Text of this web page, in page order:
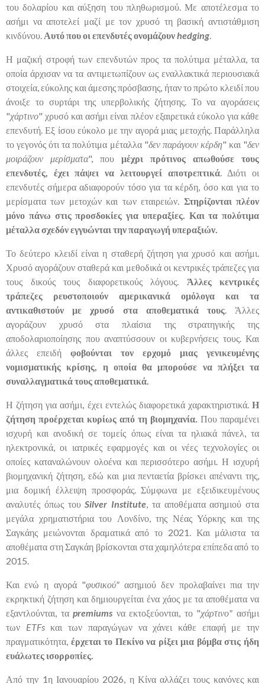
του δολαρίου και αύξηση του πληθωρισμού. Με αποτέλεσμα το
ασήμι να αποτελεί μαζί με τον χρυσό τη βασική αντιστάθμιση
κινδύνου. Αυτό που οι επενδυτές ονομάζουνhedging
Η μαζική στροφή των επενδυτών προς τα πολύτιμα μέταλλα, τα
οποία άρχισαν να τα αντιμετωπίζουν ως εναλλακτικά περιουσιακά
στοιχεία, εύκολης και άμεσης πρόσβασης, ήταν το πρώτο κλειδί που
άνοιξε το συρτάρι της υπερβολικής ζήτησης. Το να αγοράσεις
"χάρτινο" χρυσό και ασήμι είναι πλέον εξαιρετικά εύκολο για κάθε
επενδυτή. Εξ ίσου εύκολο με την αγορά μιας μετοχής. Παράλληλα
το γεγονός ότι τα πολύτιμα μέταλλα "δεν παράγουν κέρδη" και "δεν
μοιράζουν μερίσματα", που μέχρι πρότινος απωθούσε τους
επενδυτές, έχει πάψει να λειτουργεί αποτρεπτικά. Διότι οι
επενδυτές σήμερα αδιαφορούν τόσο για τα κέρδη, όσο και για το
μερίσματα των μετοχών και των εταιρειών. Στηρίζονται πλέον
μόνο πάνω στις προσδοκίες για υπεραξίες. Και τα πολύτιμα
μέταλλα σχεδόν εγγυώνται την παραγωγή υπεραξιών.
Το δεύτερο κλειδί είναι η σταθερή ζήτηση για χρυσό και ασήμι.
Χρυσό αγοράζουν σταθερά και μεθοδικά οι κεντρικές τράπεζες για
τους δικούς τους διαφορετικούς λόγους. Άλλες κεντρικές
τράπεζες ρευστοποιούν αμερικανικά ομόλογα και τα
αντικαθιστούν με χρυσό στα αποθεματικά τους. Άλλες
αγοράζουν χρυσό στα πλαίσια της στρατηγικής της
αποδολαριοποίησης που αναπτύσσουν οι κυβερνήσεις τους. Και
άλλες επειδή φοβούνται τον ερχομό μιας γενικευμένης
νομισματικής κρίσης, η οποία θα μπορούσε να πλήξει τα
συναλλαγματικά τους αποθεματικά.
Η ζήτηση για ασήμι, έχει εντελώς διαφορετικά χαρακτηριστικά. Η
ζήτηση προέρχεται κυρίως από τη βιομηχανία. Που παραμένει
ισχυρή και ανοδική σε τομείς όπως είναι τα ηλιακά πάνελ, τα
ηλεκτρονικά, οι ιατρικές εφαρμογές και οι νέες τεχνολογίες οι
οποίες καταναλώνουν ολοένα και περισσότερο ασήμι. Η ισχυρή
βιομηχανική ζήτηση, εδώ και μια πενταετία βρίσκει απέναντι της,
μια δομική έλλειψη προσφοράς. Σύμφωνα με εξειδικευμένους
αναλυτές όπως του Silver Institute , τα αποθέματα ασημιού στα
μεγάλα χρηματιστήρια του Λονδίνο, της Νέας Υόρκης και της
Σαγκάης μειώνονται δραματικά από το 2021. Και μάλιστα τα
αποθέματα στη Σαγκάη βρίσκονται στα χαμηλότερα επίπεδα από το
2015.
Και ενώ η αγορά "φυσικού"ασημιού δεν προλαβαίνει πια την
εκρηκτική ζήτηση και δημιουργείται ένα χάος με τα αποθέματα να
εξαντλούνται, ταpremiums να εκτοξεύονται, το "χάρτινο" ασήμι
των ETFsκαι των παραγώγων να χάνει κάθε επαφή με την
πραγματικότητα, έρχεται το Πεκίνο να ρίξει μια βόμβα στις ήδη
ευάλωτες ισορροπίες.
Από την 1η Ιανουαρίου 2026, η Κίνα αλλάζει τους κανόνες και